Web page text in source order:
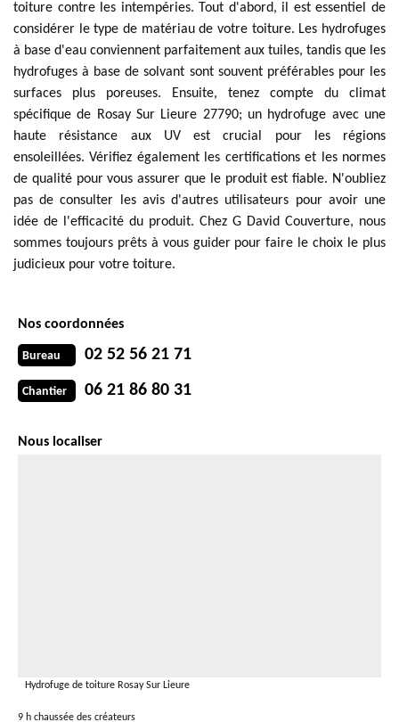
toiture contre les intempéries. Tout d'abord, il est essentiel de
considérer le type de matériau de votre toiture. Les hydrofuges
à base d'eau conviennent parfaitement aux tuiles, tandis que les
hydrofuges à base de solvant sont souvent préférables pour les
surfaces plus poreuses. Ensuite, tenez compte du climat
spécifique de Rosay Sur Lieure 27790; un hydrofuge avec une
haute résistance aux UV est crucial pour les régions
ensoleillées. Vérifiez également les certifications et les normes
de qualité pour vous assurer que le produit est fiable. N'oubliez
pas de consulter les avis d'autres utilisateurs pour avoir une
idée de l'efficacité du produit. Chez G David Couverture, nous
sommes toujours prêts à vous guider pour faire le choix le plus
judicieux pour votre toiture.
Nos coordonnées
Bureau 02 52 56 21 71
Chantier 06 21 86 80 31
Nous localiser
Hydrofuge de toiture Rosay Sur Lieure
9 h chaussée des créateurs